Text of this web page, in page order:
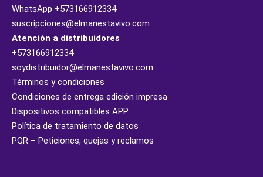
WhatsApp +573166912334
suscripciones@elmanestavivo.com
Atención a distribuidores
+573166912334
soydistribuidor@elmanestavivo.com
Términos y condiciones
Condiciones de entrega edición impresa
Dispositivos compatibles APP
Política de tratamiento de datos
PQR – Peticiones, quejas y reclamos